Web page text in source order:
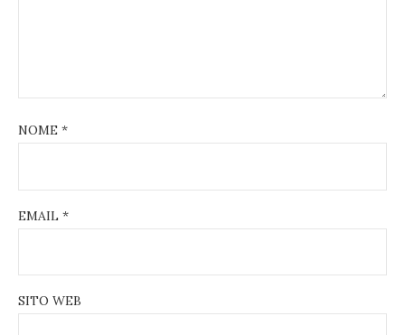
NOME *
EMAIL *
SITO WEB